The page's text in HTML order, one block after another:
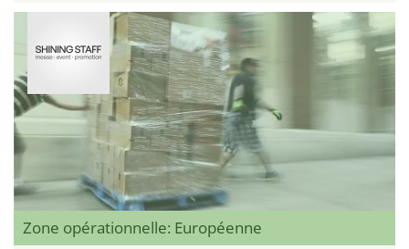
Zone opérationnelle: Européenne